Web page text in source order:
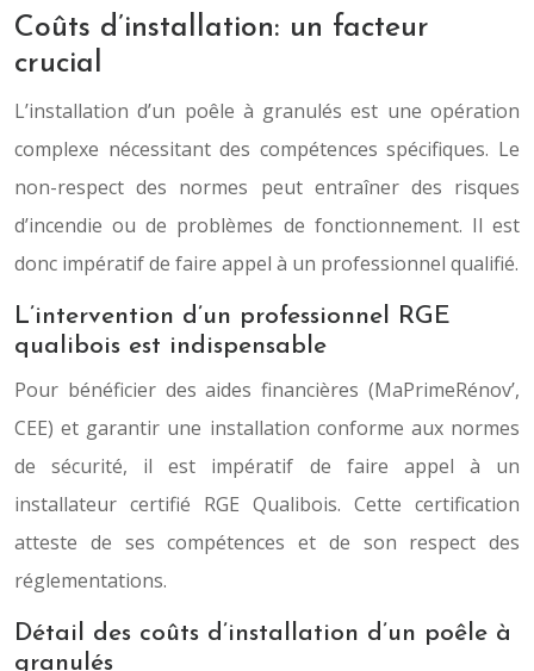
Coûts d’installation: un facteur
crucial
L’installation d’un poêle à granulés est une opération
complexe nécessitant des compétences spécifiques. Le
non-respect des normes peut entraîner des risques
d’incendie ou de problèmes de fonctionnement. Il est
donc impératif de faire appel à un professionnel qualifié.
L’intervention d’un professionnel RGE
qualibois est indispensable
Pour bénéficier des aides financières (MaPrimeRénov’,
CEE) et garantir une installation conforme aux normes
de sécurité, il est impératif de faire appel à un
installateur certifié RGE Qualibois. Cette certification
atteste de ses compétences et de son respect des
réglementations.
Détail des coûts d’installation d’un poêle à
granulés